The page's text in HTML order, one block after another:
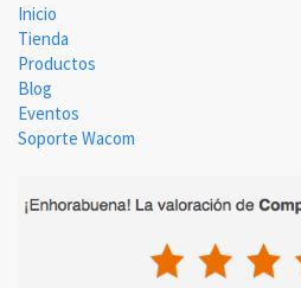
Inicio
Tienda
Productos
Blog
Eventos
Soporte Wacom